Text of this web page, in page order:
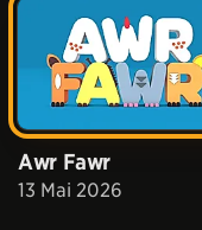
Awr Fawr
13 Mai 2026